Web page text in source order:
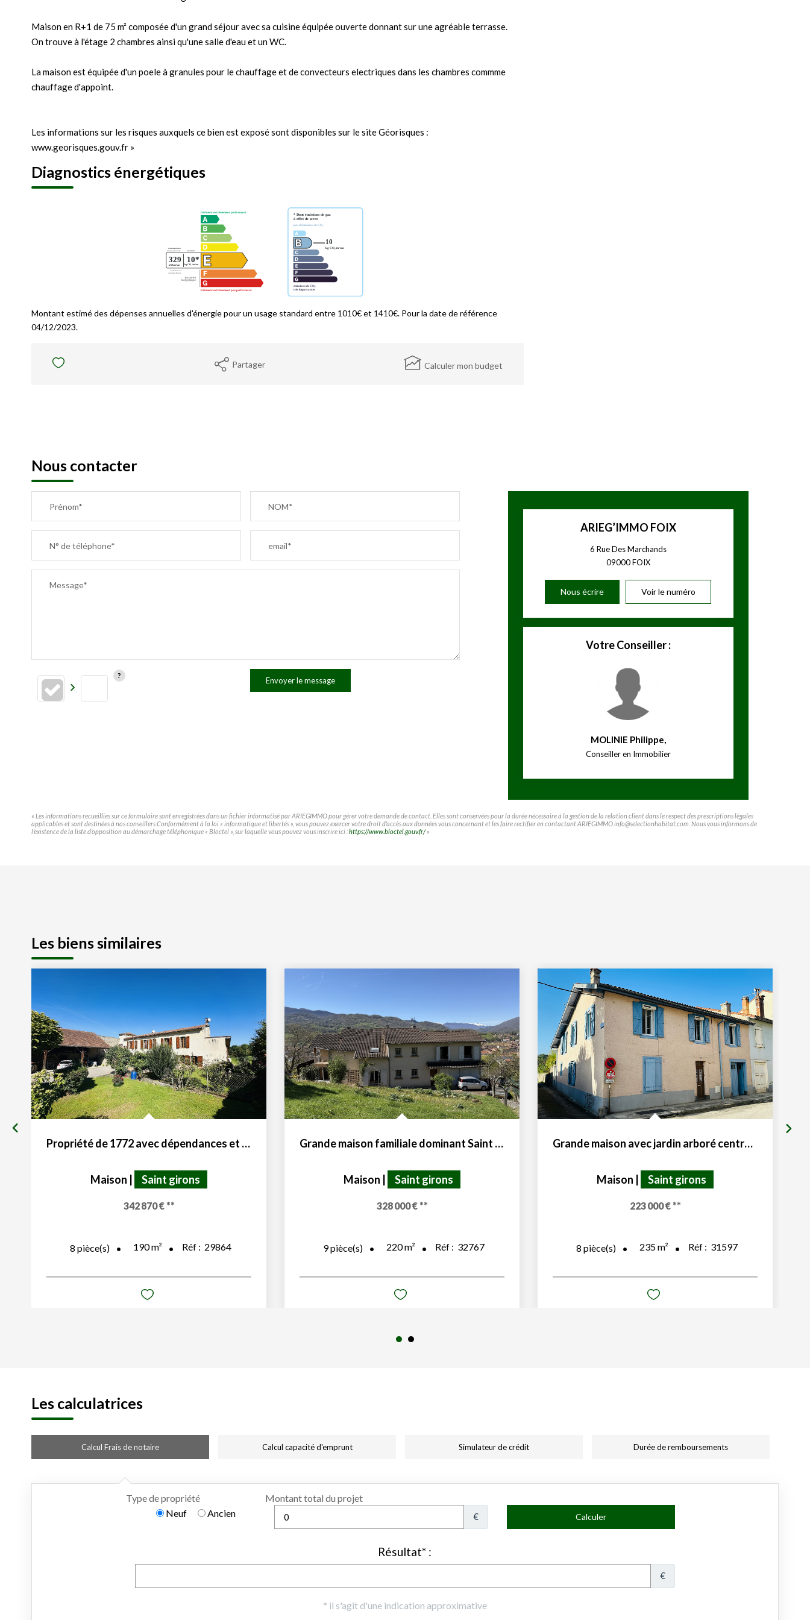
Maison en R+1 de 75 m² composée d'un grand séjour avec sa cuisine équipée ouverte donnant sur une agréable terrasse.
On trouve à l'étage 2 chambres ainsi qu'une salle d'eau et un WC.
La maison est équipée d'un poele à granules pour le chauffage et de convecteurs electriques dans les chambres commme
chauffage d'appoint.
Les informations sur les risques auxquels ce bien est exposé sont disponibles sur le site Géorisques :
www.georisques.gouv.fr »
Diagnostics énergétiques
Montant estimé des dépenses annuelles d'énergie pour un usage standard entre 1010€ et 1410€. Pour la date de référence
04/12/2023.
Partager Calculer mon budget
Nous contacter
Prénom* NOM*
N° de téléphone* email*
Message*
Envoyer le message
ARIEG’IMMO FOIX
6 Rue Des Marchands
09000FOIX
Nous écrire Voir le numéro
Votre Conseiller :
MOLINIE Philippe,
Conseiller en Immobilier
« Les informations recueillies sur ce formulaire sont enregistrées dans un fichier informatisé par ARIEGIMMO pour gérer votre demande de contact. Elles sont conservées pour la durée nécessaire à la gestion de la relation client dans le respect des prescriptions légales
applicables et sont destinées à nos conseillers Conformément à la loi « informatique et libertés », vous pouvez exercer votre droit d'accès aux données vous concernant et les faire rectifier en contactant ARIEGIMMO info@selectionhabitat.com. Nous vous informons de
l'existence de la liste d'opposition au démarchage téléphonique « Bloctel », sur laquelle vous pouvez vous inscrire ici :https://www.bloctel.gouv.fr/»
Les biens similaires
Propriété de 1772 avec dépendances et terres 09200
Maison Saint girons
342 870 €**
8 pièce(s) 190m² Réf : 29864
Grande maison familiale dominant Saint Girons 09200
Maison Saint girons
328 000 €**
9pièce(s) 220m² Réf : 32767
Grande maison avec jardin arboré centre ville Saint Girons
Maison Saint girons
223 000 €**
8 pièce(s) 235m² Réf : 31597
Les calculatrices
Calcul Frais de notaire Calcul capacité d'emprunt Simulateur de crédit Durée de remboursements